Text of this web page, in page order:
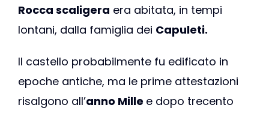
Rocca scaligera era abitata, in tempi
lontani, dalla famiglia dei Capuleti.
Il castello probabilmente fu edificato in
epoche antiche, ma le prime attestazioni
risalgono all’anno Mille e dopo trecento